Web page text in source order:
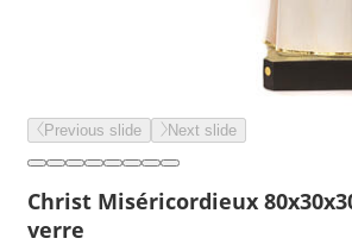
Previous slide Next slide
Christ Miséricordieux
verre